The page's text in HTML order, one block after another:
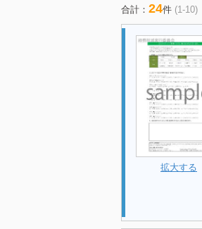
合計： 24件 (1-10)
拡大する